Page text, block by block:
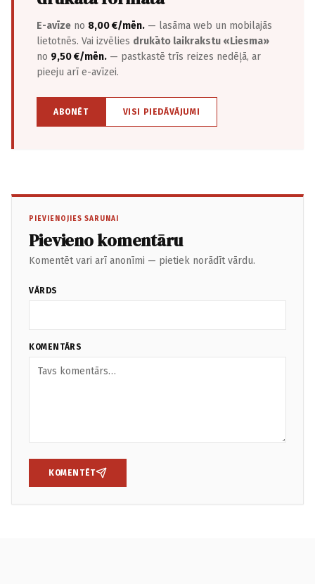
E-avīze no 8,00 €/mēn. — lasāma web un mobilajās
lietotnēs. Vai izvēlies drukāto laikrakstu «Liesma»
no 9,50 €/mēn. — pastkastē trīs reizes nedēļā, ar
pieeju arī e-avīzei.
ABONĒT VISI PIEDĀVĀJUMI
PIEVIENOJIES SARUNAI
Pievieno komentāru
Komentēt vari arī anonīmi — pietiek norādīt vārdu.
VĀRDS
KOMENTĀRS
KOMENTĒT